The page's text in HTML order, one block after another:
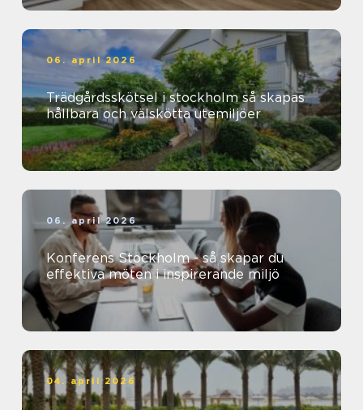
06. april 2026
Trädgårdsskötsel i stockholm så skapas
hållbara och välskötta utemiljöer
06. april 2026
Konferens Stockholm - så skapar du
effektiva möten i inspirerande miljö
04. april 2026